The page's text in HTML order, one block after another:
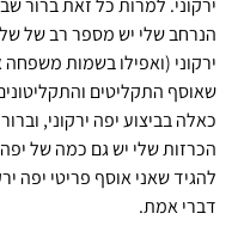
ירקוני. למרות כל זאת ברור
הנרחב שלי יש מספר רב של של
ירקוני (ואפילו בשמות
שאוסף התקליטים
כאלה בביצוע יפה ירקוני,
הכרזות שלי יש גם כמה של יפה
להגיד שאני אוסף פריטי יפה
דברי אמת.